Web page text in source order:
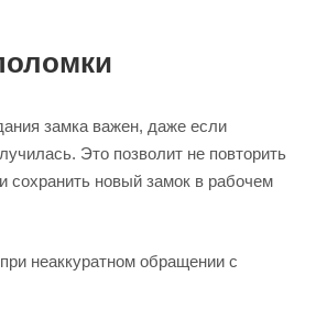
замка важен, даже если
Это позволит не повторить
новый замок в рабочем
неаккуратном обращении с